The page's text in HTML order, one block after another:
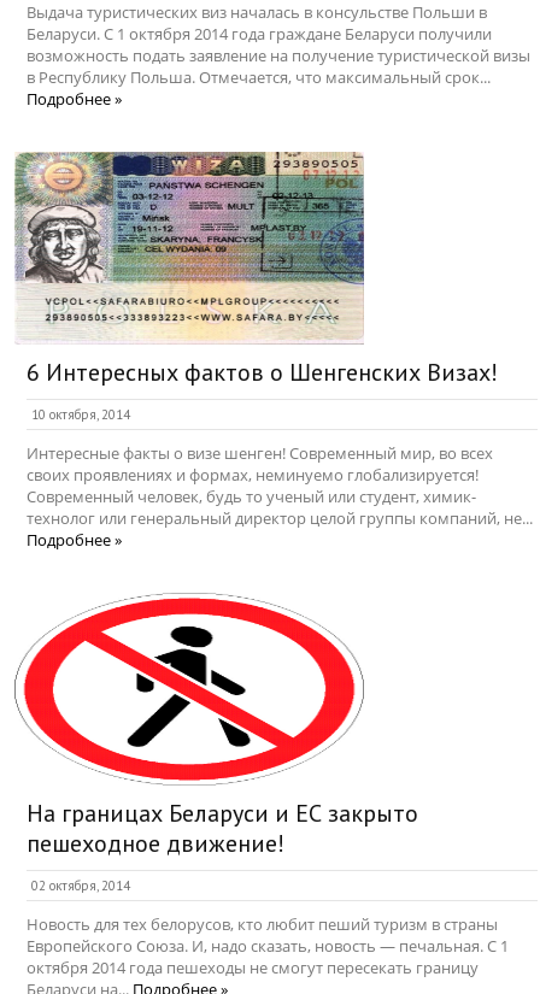
Выдача туристических виз началась в консульстве Польши в
Беларуси. С 1 октября 2014 года граждане Беларуси получили
возможность подать заявление на получение туристической визы
в Республику Польша. Отмечается, что максимальный срок...
Подробнее »
6 Интересных фактов о Шенгенских Визах!
10 октября, 2014
Интересные факты о визе шенген! Современный мир, во всех
своих проявлениях и формах, неминуемо глобализируется!
Современный человек, будь то ученый или студент, химик-
технолог или генеральный директор целой группы компаний, не...
Подробнее »
На границах Беларуси и ЕС закрыто
пешеходное движение!
02 октября, 2014
Новость для тех белорусов, кто любит пеший туризм в страны
Европейского Союза. И, надо сказать, новость — печальная. С 1
октября 2014 года пешеходы не смогут пересекать границу
Беларуси на... Подробнее »